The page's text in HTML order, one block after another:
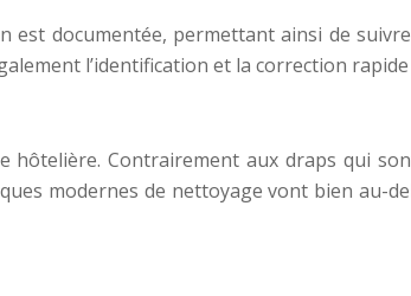
est documentée, permettant ainsi de
l’identification et la correction
Contrairement aux draps qui
modernes de nettoyage vont bien au-